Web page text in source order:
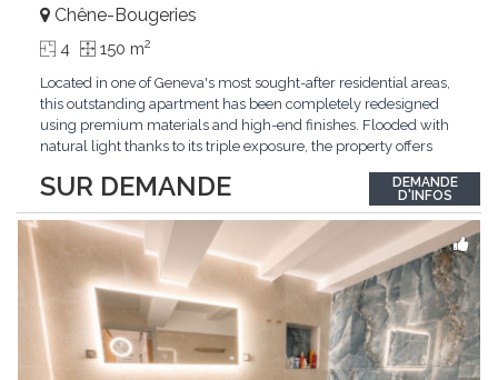
SUR DEMANDE
Chêne-Bougeries
4 150 m2
Located in one of Geneva's most sought-after residential areas,
this outstanding apartment has been completely redesigned
using premium materials and high-end finishes. Flooded with
natural light thanks to its triple exposure, the property offers
master suite, elegant reception areas, and a spacious terrace
overlooking a peaceful and green...
DEMANDE
D'INFOS